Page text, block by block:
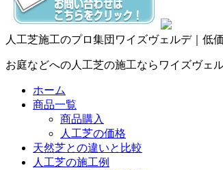
人工芝施工のプロ集団ワイズヴェルデ｜低
お庭などへの人工芝の施工ならワイズヴェ
ホーム
商品一覧
商品購入
人工芝の価格
天然芝との違いと比較
人工芝の施工例